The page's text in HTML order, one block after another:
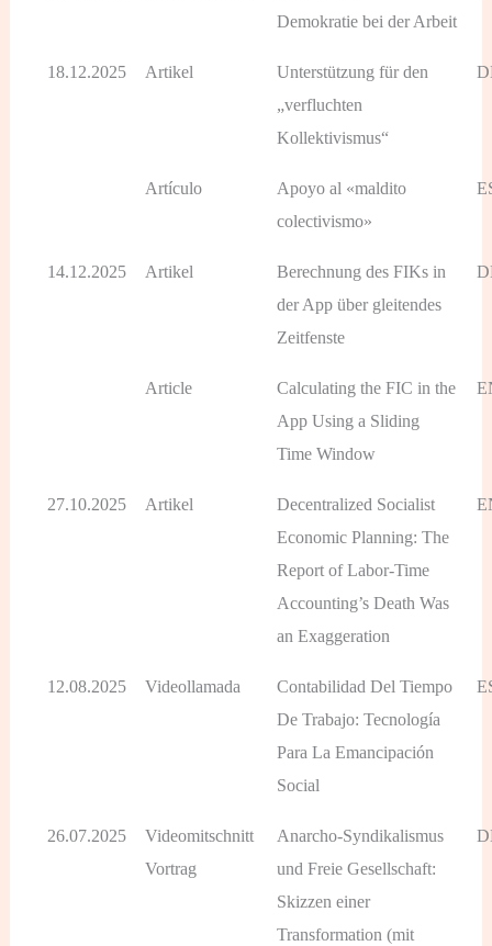
Demokratie bei der Arbeit
18.12.2025 Artikel
Unterstützung für den
„verfluchten
Kollektivismus“
Artículo
Apoyo al «maldito
colectivismo»
14.12.2025 Artikel
Berechnung des FIKs in
der App über gleitendes
Zeitfenste
Article
Calculating the FIC in the
App Using a Sliding
Time Window
27.10.2025 Artikel
Decentralized Socialist
Economic Planning: The
Report of Labor-Time
Accounting’s Death Was
an Exaggeration
12.08.2025 Videollamada
Contabilidad Del Tiempo
De Trabajo: Tecnología
Para La Emancipación
Social
26.07.2025
Videomitschnitt
Vortrag
Anarcho-Syndikalismus
und Freie Gesellschaft:
Skizzen einer
Transformation (mit